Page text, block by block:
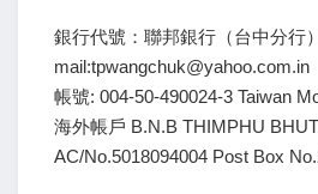
銀行代號：聯邦銀行（台中分行
mail:tpwangchuk@yahoo.com.in
帳號: 004-50-490024-3 Taiwan
海外帳戶 B.N.B THIMPHU
AC/No.5018094004 Post Box